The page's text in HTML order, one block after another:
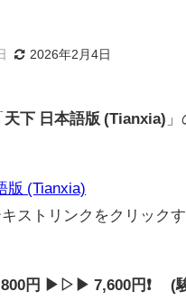
2026年2月4日
天下 日本語版 (Tianxia)
版 (Tianxia)
ストリンクをクリック
円 ▶▷▶ 7,600円❗ (駿